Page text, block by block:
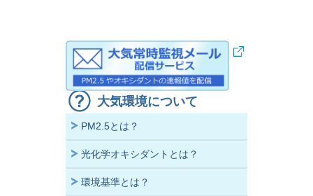
大気環境について
PM2.5とは？
光化学オキシダントとは？
環境基準とは？